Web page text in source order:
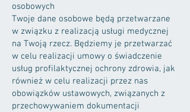
osobowych
Twoje dane osobowe będą przetwarzane
w związku z realizacją usługi medycznej
na Twoją rzecz. Będziemy je przetwarzać
w celu realizacji umowy o świadczenie
usług profilaktycznej ochrony zdrowia, jak
również w celu realizacji przez nas
obowiązków ustawowych, związanych z
przechowywaniem dokumentacji